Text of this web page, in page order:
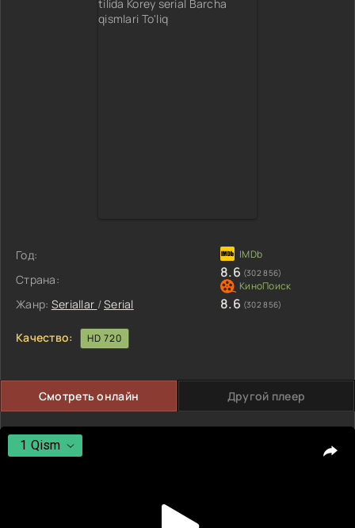
Год:
Страна:
Жанр: Seriallar /Serial
8.6 (302 856)
8.6 (302 856)
Качество: HD 720
Смотреть онлайн Другой плеер
1 Qism